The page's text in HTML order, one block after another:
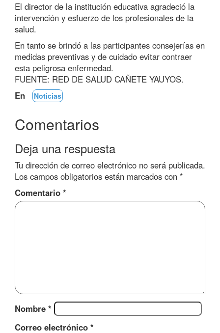
El director de la institución educativa agradeció la
intervención y esfuerzo de los profesionales de la
salud.
En tanto se brindó a las participantes consejerías en
medidas preventivas y de cuidado evitar contraer
esta peligrosa enfermedad.
FUENTE: RED DE SALUD CAÑETE YAUYOS.
En
Noticias
Comentarios
Deja una respuesta
Tu dirección de correo electrónico no será publicada.
Los campos obligatorios están marcados con *
Comentario *
Nombre *
Correo electrónico *